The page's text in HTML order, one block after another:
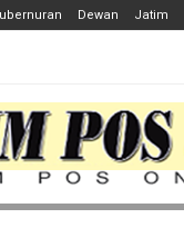
Dewan Jatim